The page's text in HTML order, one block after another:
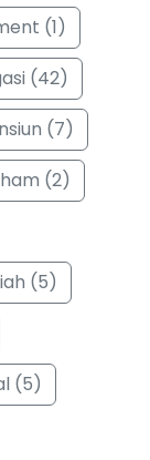
(1)
(42)
(7)
(2)
(5)
(5)